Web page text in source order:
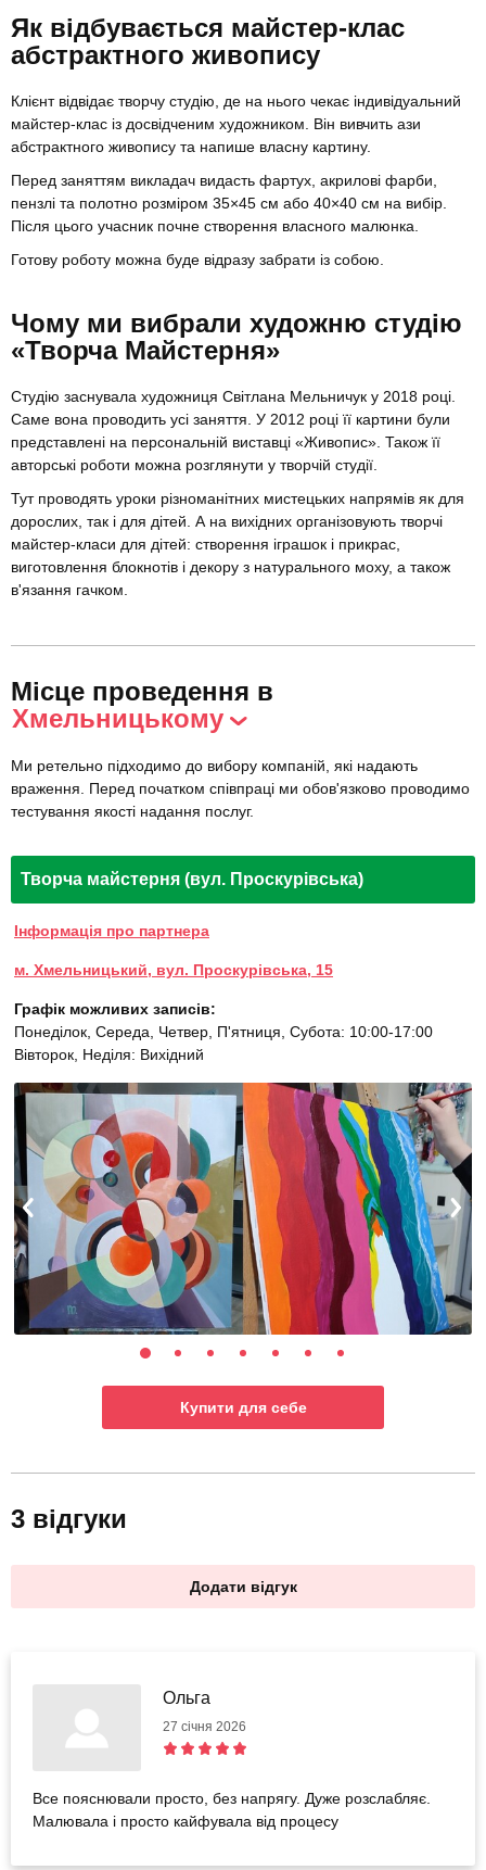
Як відбувається майстер-клас
абстрактного живопису
Клієнт відвідає творчу студію, де на нього чекає індивідуальний
майстер-клас із досвідченим художником. Він вивчить ази
абстрактного живопису та напише власну картину.
Перед заняттям викладач видасть фартух, акрилові фарби,
пензлі та полотно розміром 35×45 см або 40×40 см на вибір.
Після цього учасник почне створення власного малюнка.
Готову роботу можна буде відразу забрати із собою.
Чому ми вибрали художню студію
«Творча Майстерня»
Студію заснувала художниця Світлана Мельничук у 2018 році.
Саме вона проводить усі заняття. У 2012 році її картини були
представлені на персональній виставці «Живопис». Також її
авторські роботи можна розглянути у творчій студії.
Тут проводять уроки різноманітних мистецьких напрямів як для
дорослих, так і для дітей. А на вихідних організовують творчі
майстер-класи для дітей: створення іграшок і прикрас,
виготовлення блокнотів і декору з натурального моху, а також
в'язання гачком.
Місце проведення в
Хмельницькому
Ми ретельно підходимо до вибору компаній, які надають
враження. Перед початком співпраці ми обов'язково проводимо
тестування якості надання послуг.
Творча майстерня (вул. Проскурівська)
Інформація про партнера
м. Хмельницький, вул. Проскурівська, 15
Графік можливих записів:
Понеділок, Середа, Четвер, П'ятниця, Субота: 10:00-17:00
Вівторок, Неділя: Вихідний
Купити для себе
3 відгуки
Додати відгук
Ольга
27 січня 2026
Все пояснювали просто, без напрягу. Дуже розслабляє.
Малювала і просто кайфувала від процесу